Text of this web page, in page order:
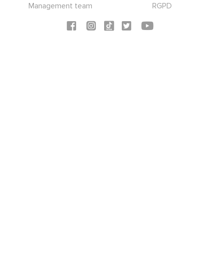
Management team
RGPD
Social icons